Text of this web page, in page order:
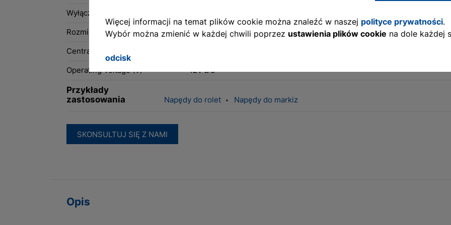
Więcej informacji na temat plików cookie można znaleźć w naszej polityce prywatności.
Wybór można zmienić w każdej chwili poprzez ustawienia plików cookie na dole każdej
odcisk
Wyłącznik krańcowy
Rozmiar wału (mm)
50
Centrale sterujące
Operating Voltage (V)
12V DC
Przykłady
zastosowania
Napędy do rolet Napędy do markiz
SKONSULTUJ SIĘ Z NAMI
Opis